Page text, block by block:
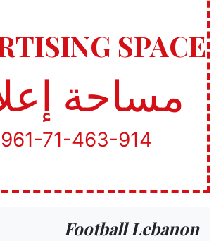
SPACE
مساحة
71-463-914
Football Lebanon